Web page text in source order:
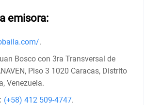
emisora:
.
Bosco con 3ra Transversal de
Piso 3 1020 Caracas, Distrito
Venezuela.
(+58) 412 509-4747.